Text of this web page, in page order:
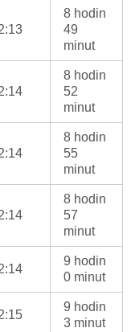
8 hodin
49
minut
8 hodin
52
minut
8 hodin
55
minut
8 hodin
57
minut
9 hodin
0 minut
9 hodin
3 minut